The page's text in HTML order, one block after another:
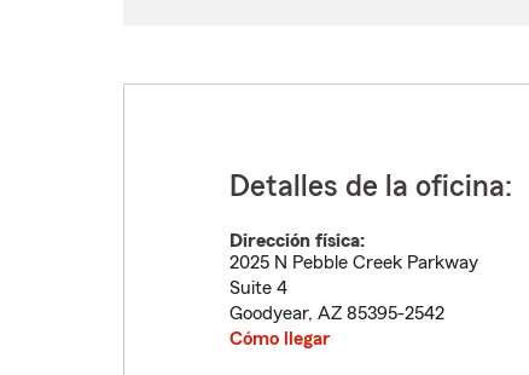
Detalles de la oficina:
Dirección física:
2025 N Pebble Creek Parkway
Suite 4
Goodyear, AZ 85395-2542
Cómo llegar